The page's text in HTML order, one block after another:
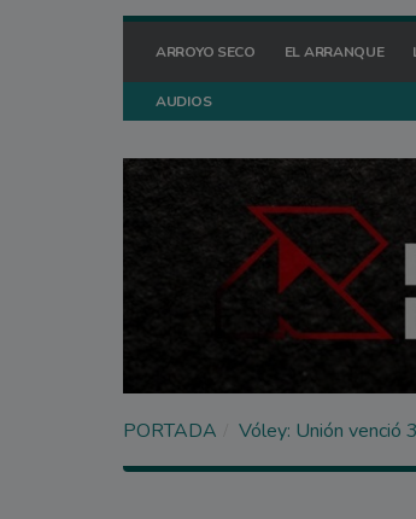
ARROYO SECO EL ARRANQUE
AUDIOS
PORTADA Vóley: Unión venció